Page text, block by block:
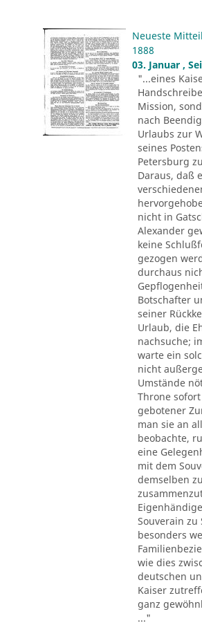
Neueste
1888
03. Januar ,
"...eines
Mission,
nach
Urlaubs zur
seines
Petersburg
Daraus, daß
nicht in
Alexander
keine
gezogen
durchaus
Botschafter
seiner
Urlaub, die
nachsuche;
warte ein
nicht
Umstände
Throne
gebotener
man sie an
beobachte,
eine
mit dem
demselben
Souverain zu
besonders
wie dies
deutschen
Kaiser
ganz
..."